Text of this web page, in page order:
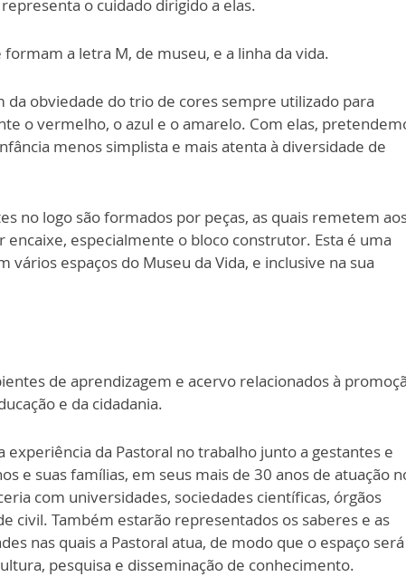
o cuidado dirigido a elas.
a letra M, de museu, e a linha da vida.
da obviedade do trio de cores sempre utilizado para
o vermelho, o azul e o amarelo. Com elas,
menos simplista e mais atenta à diversidade de
no logo são formados por peças, as quais remetem
especialmente o bloco construtor. Esta é uma
vários espaços do Museu da Vida, e inclusive na sua
de aprendizagem e acervo relacionados à
e da cidadania.
experiência da Pastoral no trabalho junto a gestantes e
e suas famílias, em seus mais de 30 anos de atuação
com universidades, sociedades científicas, órgãos
civil. Também estarão representados os saberes e as
nas quais a Pastoral atua, de modo que o espaço será
pesquisa e disseminação de conhecimento.